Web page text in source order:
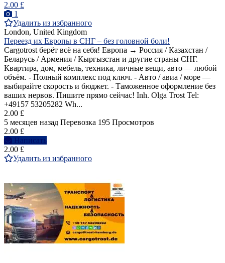
2.00 £
1
Удалить из избранного
London, United Kingdom
Переезд их Европы в СНГ – без головной боли!
Cargotrost берёт всё на себя! Европа → Россия / Казахстан /
Беларусь / Армения / Кыргызстан и другие страны СНГ.
Квартира, дом, мебель, техника, личные вещи, авто — любой
объём. - Полный комплекс под ключ. - Авто / авиа / море —
выбирайте скорость и бюджет. - Таможенное оформление без
ваших нервов. Пишите прямо сейчас! Inh. Olga Trost Tel:
+49157 53205282 Wh...
2.00 £
5 месяцев назад Перевозка 195 Просмотров
2.00 £
Написать
2.00 £
Удалить из избранного